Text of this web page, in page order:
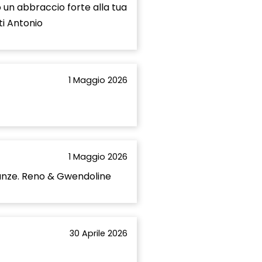
un abbraccio forte alla tua
Antonio
1 Maggio 2026
1 Maggio 2026
Reno & Gwendoline
30 Aprile 2026